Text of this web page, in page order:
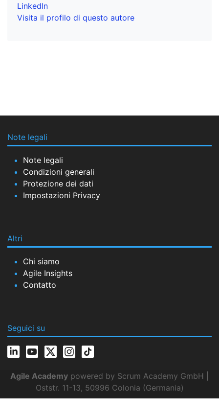
LinkedIn
Visita il profilo di questo autore
Note legali
Note legali
Condizioni generali
Protezione dei dati
Impostazioni Privacy
Altri
Chi siamo
Agile Insights
Contatto
Seguici su
Agile Academy powered by Scrum Academy GmbH |
Oststr. 11-13, 50996 Colonia (Germania)